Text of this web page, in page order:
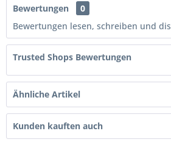
Bewertungen
0
Bewertungen lesen, schreiben und
Trusted Shops Bewertungen
Ähnliche Artikel
Kunden kauften auch